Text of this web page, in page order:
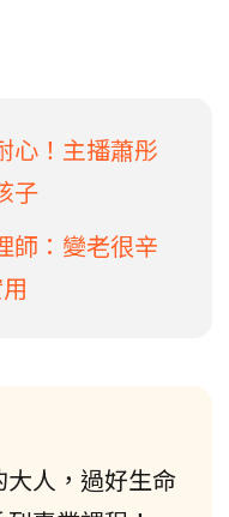
心！主播蕭彤
子
師：變老很辛
人，過好生命